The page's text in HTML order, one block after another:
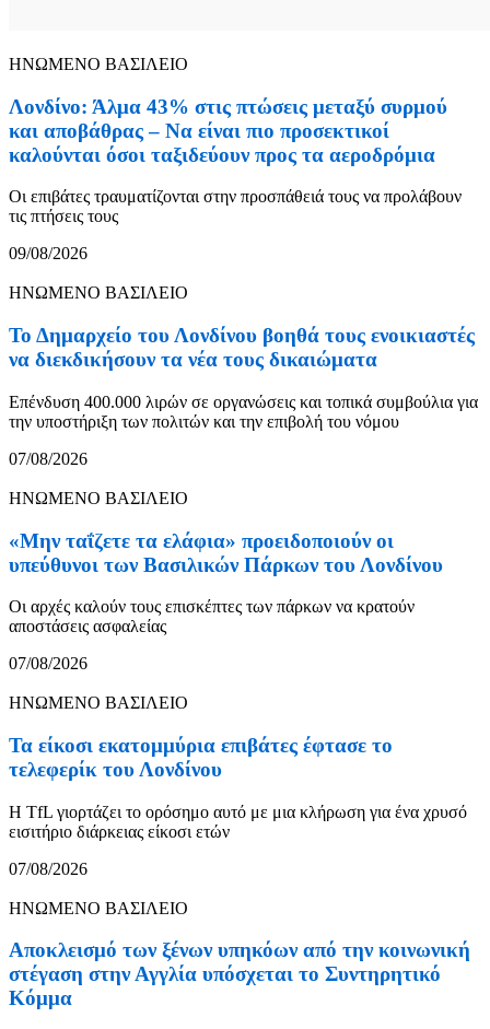
ΗΝΩΜΕΝΟ ΒΑΣΙΛΕΙΟ
Λονδίνο: Άλμα 43% στις πτώσεις μεταξύ συρμού
και αποβάθρας – Να είναι πιο προσεκτικοί
καλούνται όσοι ταξιδεύουν προς τα αεροδρόμια
Οι επιβάτες τραυματίζονται στην προσπάθειά τους να προλάβουν
τις πτήσεις τους
09/08/2026
ΗΝΩΜΕΝΟ ΒΑΣΙΛΕΙΟ
Το Δημαρχείο του Λονδίνου βοηθά τους ενοικιαστές
να διεκδικήσουν τα νέα τους δικαιώματα
Επένδυση 400.000 λιρών σε οργανώσεις και τοπικά συμβούλια για
την υποστήριξη των πολιτών και την επιβολή του νόμου
07/08/2026
ΗΝΩΜΕΝΟ ΒΑΣΙΛΕΙΟ
«Μην ταΐζετε τα ελάφια» προειδοποιούν οι
υπεύθυνοι των Βασιλικών Πάρκων του Λονδίνου
Οι αρχές καλούν τους επισκέπτες των πάρκων να κρατούν
αποστάσεις ασφαλείας
07/08/2026
ΗΝΩΜΕΝΟ ΒΑΣΙΛΕΙΟ
Τα είκοσι εκατομμύρια επιβάτες έφτασε το
τελεφερίκ του Λονδίνου
Η TfL γιορτάζει το ορόσημο αυτό με μια κλήρωση για ένα χρυσό
εισιτήριο διάρκειας είκοσι ετών
07/08/2026
ΗΝΩΜΕΝΟ ΒΑΣΙΛΕΙΟ
Αποκλεισμό των ξένων υπηκόων από την κοινωνική
στέγαση στην Αγγλία υπόσχεται το Συντηρητικό
Κόμμα